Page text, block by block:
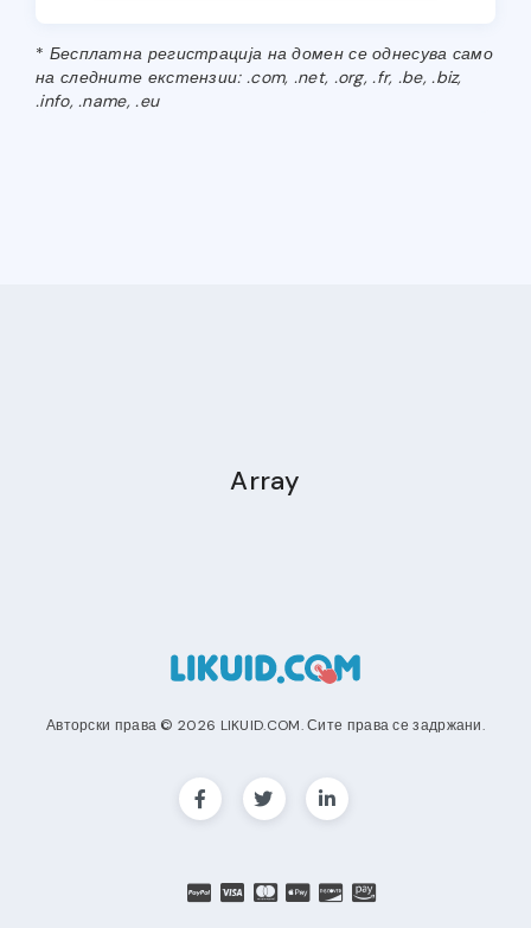
* Бесплатна регистрација на домен се однесува само
на следните екстензии: .com, .net, .org, .fr, .be, .biz,
.info, .name, .eu
Array
Авторски права © 2026 LIKUID.COM. Сите права се задржани.